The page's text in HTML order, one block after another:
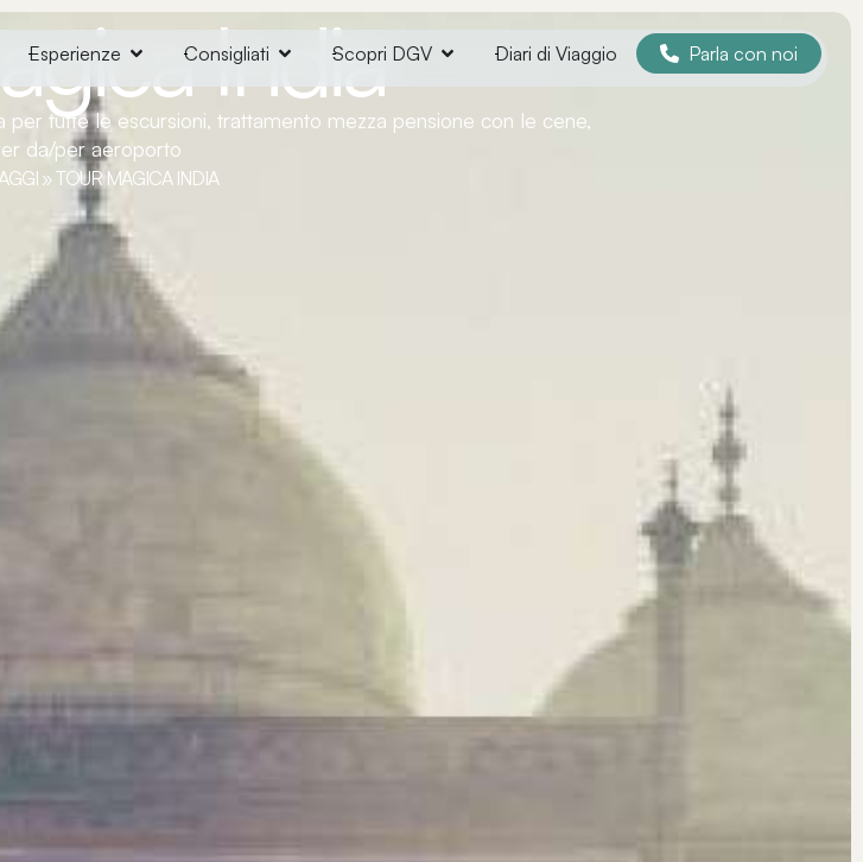
Esperienze Consigliati Scopri DGV Diari di Viaggio Parla con noi
India
tutte le escursioni, trattamento mezza pensione con le cene,
da/per aeroporto
» TOUR MAGICA INDIA